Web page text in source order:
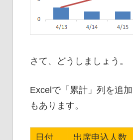
さて、どうしましょう。
Excelで「累計」列を追
もあります。
日付 出席申込人数